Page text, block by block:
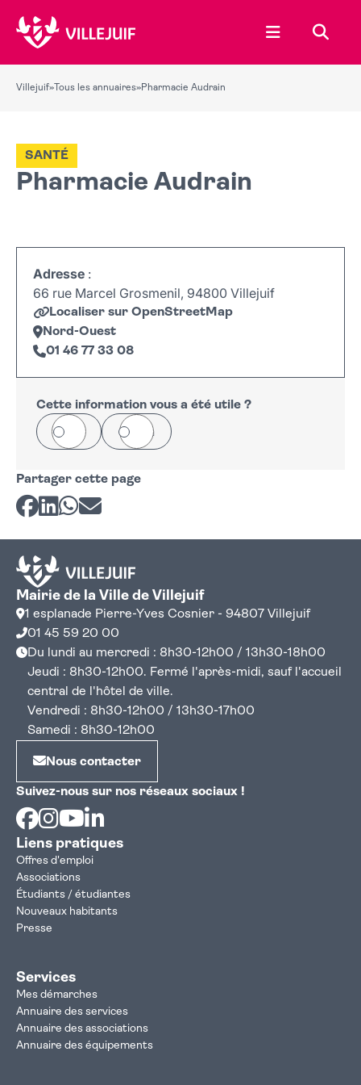
Ouvrir le
Villejuif» Tous les annuaires»Pharmacie Audrain
Pharmacie Audrain
SANTÉ
Adresse :
66 rue Marcel Grosmenil, 94800 Villejuif
Localiser sur OpenStreetMap
Nord-Ouest
01 46 77 33 08
+
−
Cette information vous a été utile ?
Oui Non
Partager cette page
Partager sur Facebook
Partager sur LinkedIn
Partager sur Whatsapp
Partager par courriel
Mairie de la Ville de Villejuif
1 esplanade Pierre-Yves Cosnier - 94807 Villejuif
01 45 59 20 00
Du lundi au mercredi : 8h30-12h00 / 13h30-18h00
Jeudi : 8h30-12h00. Fermé l'après-midi, sauf l'accueil
central de l'hôtel de ville.
Vendredi : 8h30-12h00 / 13h30-17h00
Samedi : 8h30-12h00
Nous contacter
Suivez-nous sur nos réseaux sociaux !
Facebook
Instagram
Youtube
Liens pratiques
Offres d'emploi
Associations
Étudiants / étudiantes
Nouveaux habitants
Presse
Services
Mes démarches
Annuaire des services
Annuaire des associations
Annuaire des équipements